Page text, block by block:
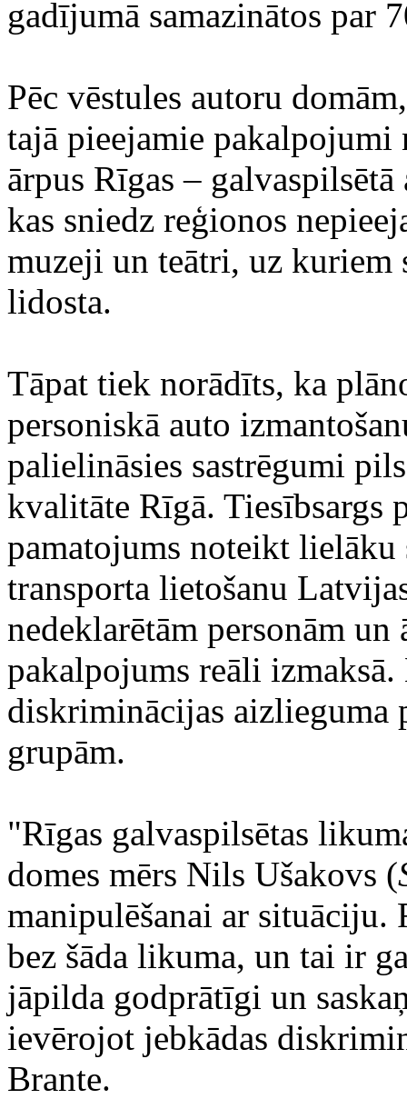
gadījumā samazinātos par
Pēc vēstules autoru
tajā pieejamie
ārpus Rīgas –
kas sniedz reģionos
muzeji un teātri, uz kuriem
lidosta.
Tāpat tiek norādīts, ka
personiskā auto
palielināsies sastrēgumi
kvalitāte Rīgā. Tiesībsargs
pamatojums noteikt lielāku
transporta lietošanu
nedeklarētām personām
pakalpojums reāli
diskriminācijas aizlieguma
grupām.
"Rīgas galvaspilsētas
domes mērs Nils Ušakovs (
manipulēšanai ar
bez šāda likuma, un tai ir
jāpilda godprātīgi un
ievērojot jebkādas
Brante.